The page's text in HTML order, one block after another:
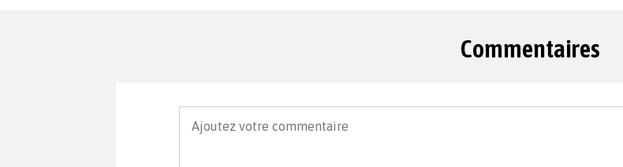
Commentaires